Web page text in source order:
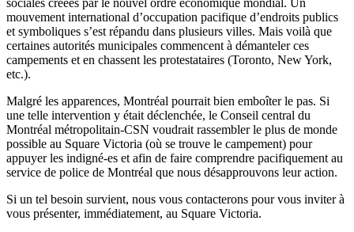
sociales créées par le nouvel ordre économique mondial. Un
mouvement international d’occupation pacifique d’endroits publics
et symboliques s’est répandu dans plusieurs villes. Mais voilà que
certaines autorités municipales commencent à démanteler ces
campements et en chassent les protestataires (Toronto, New York,
etc.).
Malgré les apparences, Montréal pourrait bien emboîter le pas. Si
une telle intervention y était déclenchée, le Conseil central du
Montréal métropolitain-CSN voudrait rassembler le plus de monde
possible au Square Victoria (où se trouve le campement) pour
appuyer les indigné-es et afin de faire comprendre pacifiquement au
service de police de Montréal que nous désapprouvons leur action.
Si un tel besoin survient, nous vous contacterons pour vous inviter à
vous présenter, immédiatement, au Square Victoria.